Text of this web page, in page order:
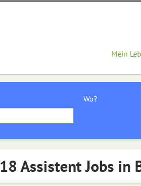
Mein
Wo?
18 Assistent Jobs in